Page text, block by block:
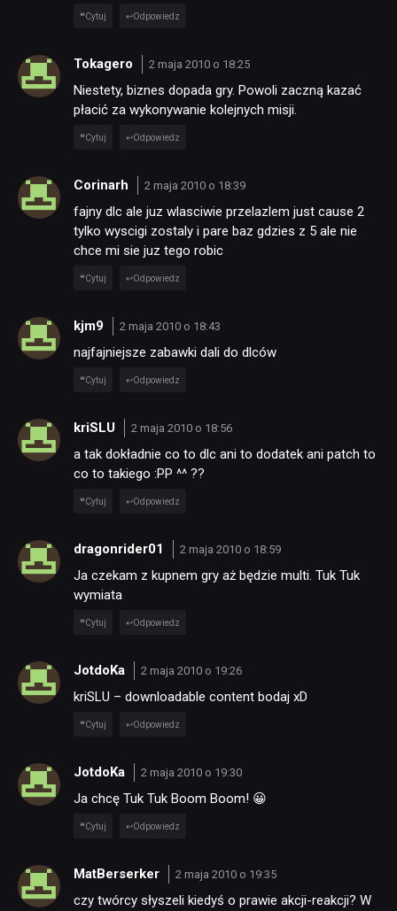
NEWSY
RECENZJE
RETRO
TECHNOLOGIE
DYSKUSJE
SKLEP
Cytuj Odpowiedz
Tokagero 2 maja 2010 o 18:25
Niestety, biznes dopada gry. Powoli zaczną kazać
płacić za wykonywanie kolejnych misji.
Cytuj Odpowiedz
Corinarh 2 maja 2010 o 18:39
fajny dlc ale juz wlasciwie przelazlem just cause 2
tylko wyscigi zostaly i pare baz gdzies z 5 ale nie
chce mi sie juz tego robic
Cytuj Odpowiedz
kjm9 2 maja 2010 o 18:43
najfajniejsze zabawki dali do dlców
Cytuj Odpowiedz
kriSLU 2 maja 2010 o 18:56
a tak dokładnie co to dlc ani to dodatek ani patch to
co to takiego :PP ^^ ??
Cytuj Odpowiedz
dragonrider01 2 maja 2010 o 18:59
Ja czekam z kupnem gry aż będzie multi. Tuk Tuk
wymiata
Cytuj Odpowiedz
JotdoKa 2 maja 2010 o 19:26
kriSLU – downloadable content bodaj xD
Cytuj Odpowiedz
JotdoKa 2 maja 2010 o 19:30
Ja chcę Tuk Tuk Boom Boom! 😀
Cytuj Odpowiedz
MatBerserker 2 maja 2010 o 19:35
czy twórcy słyszeli kiedyś o prawie akcji-reakcji? W